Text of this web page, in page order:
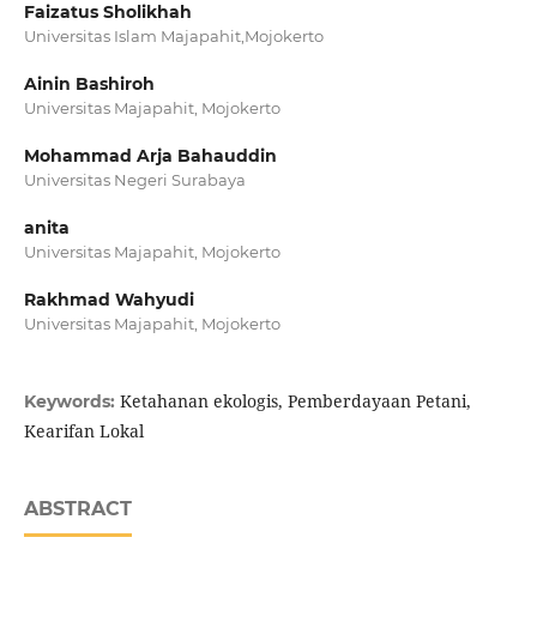
Faizatus Sholikhah
Universitas Islam Majapahit,Mojokerto
Ainin Bashiroh
Universitas Majapahit, Mojokerto
Mohammad Arja Bahauddin
Universitas Negeri Surabaya
anita
Universitas Majapahit, Mojokerto
Rakhmad Wahyudi
Universitas Majapahit, Mojokerto
Keywords: Ketahanan ekologis, Pemberdayaan Petani,
Kearifan Lokal
ABSTRACT